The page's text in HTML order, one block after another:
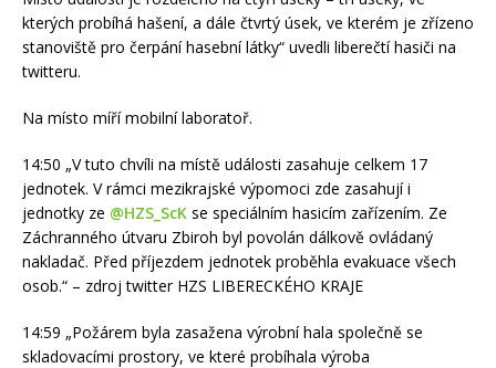
kterých probíhá hašení, a dále čtvrtý úsek, ve kterém je zřízeno
stanoviště pro čerpání hasební látky“ uvedli liberečtí hasiči na
twitteru.
Na místo míří mobilní laboratoř.
14:50 „V tuto chvíli na místě události zasahuje celkem 17
jednotek. V rámci mezikrajské výpomoci zde zasahují i
jednotky ze @HZS_ScK se speciálním hasicím zařízením. Ze
Záchranného útvaru Zbiroh byl povolán dálkově ovládaný
nakladač. Před příjezdem jednotek proběhla evakuace všech
osob.“ – zdroj twitter HZS LIBERECKÉHO KRAJE
14:59 „Požárem byla zasažena výrobní hala společně se
skladovacími prostory, ve které probíhala výroba